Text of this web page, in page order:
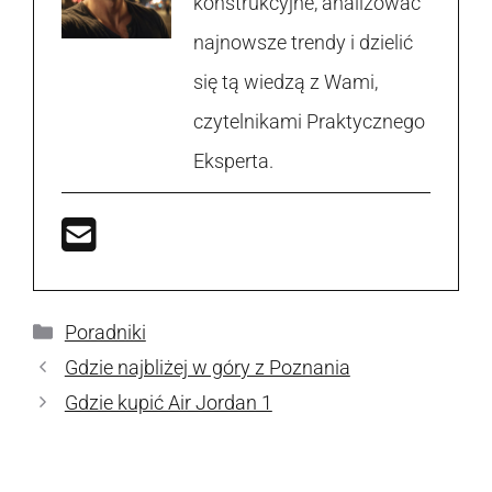
najnowsze trendy i dzielić
się tą wiedzą z Wami,
czytelnikami Praktycznego
Eksperta.
Kategorie
Poradniki
Gdzie najbliżej w góry z Poznania
Gdzie kupić Air Jordan 1